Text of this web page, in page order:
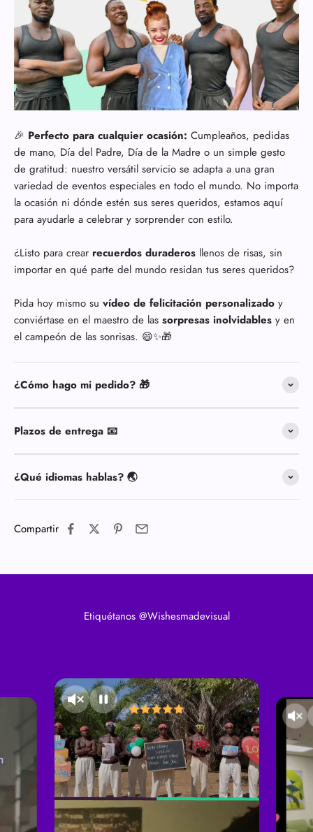
🎉 Perfecto para cualquier ocasión: Cumpleaños, pedidas
de mano, Día del Padre, Día de la Madre o un simple gesto
de gratitud: nuestro versátil servicio se adapta a una gran
variedad de eventos especiales en todo el mundo. No importa
la ocasión ni dónde estén sus seres queridos, estamos aquí
para ayudarle a celebrar y sorprender con estilo.
¿Listo para crear recuerdos duraderos llenos de risas, sin
importar en qué parte del mundo residan tus seres queridos?
Pida hoy mismo su vídeo de felicitación personalizado y
conviértase en el maestro de las sorpresas inolvidables y en
el campeón de las sonrisas. 😄✨🎁
¿Cómo hago mi pedido? 🎁
Plazos de entrega 📧
¿Qué idiomas hablas? 🌏
Compartir
Etiquétanos @Wishesmadevisual